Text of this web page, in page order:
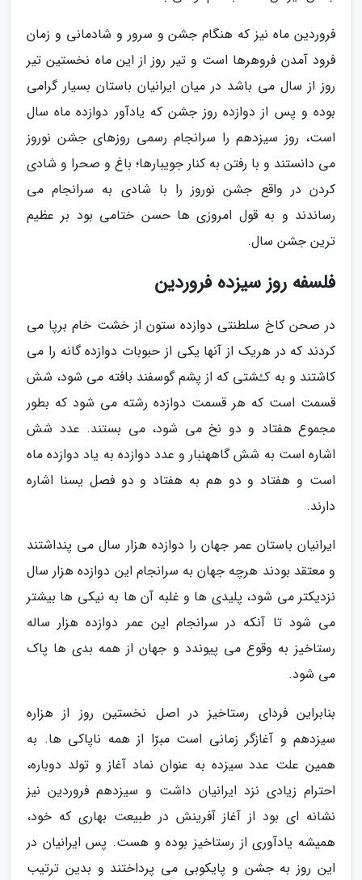
فروردین ماه نیز که هنگام جشن و سرور و شادمانی و زمان
فرود آمدن فروهرها است و تیر روز از این ماه نخستین تیر
روز از سال می باشد در میان ایرانیان باستان بسیار گرامی
بوده و پس از دوازده روز جشن که یادآور دوازده ماه سال
است، روز سیزدهم را سرانجام رسمی روزهای جشن نوروز
می دانستند و با رفتن به کنار جویبارها؛ باغ و صحرا و شادی
کردن در واقع جشن نوروز را با شادی به سرانجام می
رساندند و به قول امروزی ها حسن ختامی بود بر عظیم
ترین جشن سال.
فلسفه روز سیزده فروردین
در صحن کاخ سلطنتی دوازده ستون از خشت خام برپا می
کردند که در هریک از آنها یکی از حبوبات دوازده گانه را می
کاشتند و به کـُشتی که از پشم گوسفند بافته می شود، شش
قسمت است که هر قسمت دوازده رشته می شود که بطور
مجموع هفتاد و دو نخ می شود، می بستند. عدد شش
اشاره است به شش گاههنبار و عدد دوازده به یاد دوازده ماه
است و هفتاد و دو هم به هفتاد و دو فصل یسنا اشاره
دارند.
ایرانیان باستان عمر جهان را دوازده هزار سال می پنداشتند
و معتقد بودند هرچه جهان به سرانجام این دوازده هزار سال
نزدیکتر می شود، پلیدی ها و غلبه آن ها به نیکی ها بیشتر
می شود تا آنکه در سرانجام این عمر دوازده هزار ساله
رستاخیز به وقوع می پیوندد و جهان از همه بدی ها پاک
می شود.
بنابراین فردای رستاخیز در اصل نخستین روز از هزاره
سیزدهم و آغازگر زمانی است مبرّا از همه ناپاکی ها. به
همین علت عدد سیزده به عنوان نماد آغاز و تولد دوباره،
احترام زیادی نزد ایرانیان داشت و سیزدهم فروردین نیز
نشانه ای بود از آغاز آفرینش در طبیعت بهاری که خود،
همیشه یادآوری از رستاخیز بوده و هست. پس ایرانیان در
این روز به جشن و پایکوبی می پرداختند و بدین ترتیب